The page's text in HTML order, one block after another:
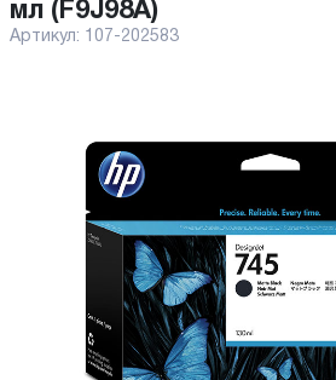
мл (F9J98A)
Артикул: 107-202583